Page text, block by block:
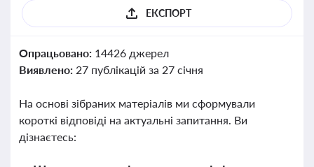
ЕКСПОРТ
Опрацьовано: 14426 джерел
Виявлено: 27 публікацій за 27 січня
На основі зібраних матеріалів ми сформували
короткі відповіді на актуальні запитання. Ви
дізнаєтесь: